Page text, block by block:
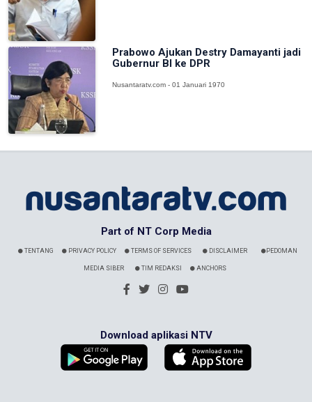
Prabowo Ajukan Destry Damayanti jadi
Gubernur BI ke DPR
Nusantaratv.com - 01 Januari 1970
Part of NT Corp Media
TENTANG PRIVACY POLICY TERMS OF SERVICES DISCLAIMER PEDOMAN
MEDIA SIBER TIM REDAKSI ANCHORS
Download aplikasi NTV